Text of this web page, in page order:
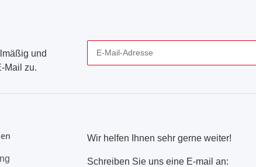
und
Mail zu.
Wir helfen Ihnen sehr gerne weiter!
Schreiben Sie uns eine E-mail an: